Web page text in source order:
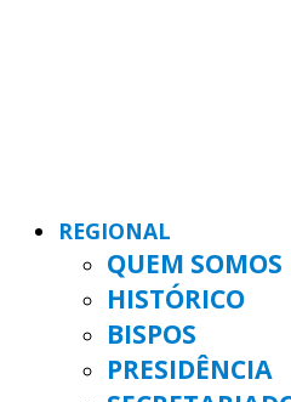
REGIONAL
QUEM SOMOS
HISTÓRICO
BISPOS
PRESIDÊNCIA